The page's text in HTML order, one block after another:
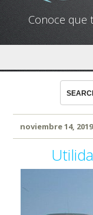
Conoce que
noviembre 14, 2019